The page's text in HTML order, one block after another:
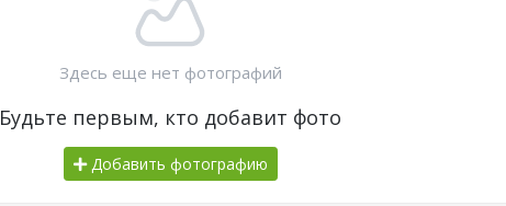
Здесь еще нет фотографий
Будьте первым, кто добавит фото
Добавить фотографию